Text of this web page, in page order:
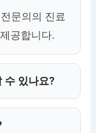
문의의 진료
공합니다.
수 있나요?